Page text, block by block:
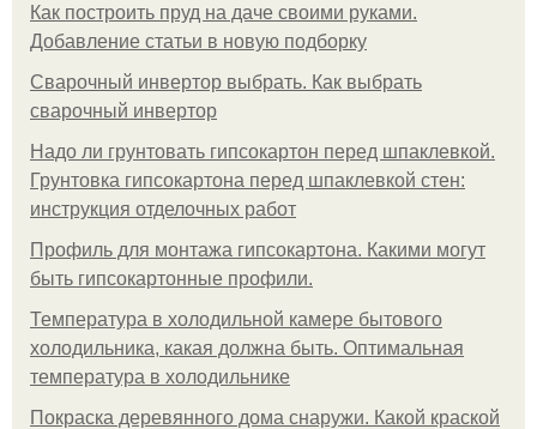
Как построить пруд на даче своими руками.
Добавление статьи в новую подборку
Сварочный инвертор выбрать. Как выбрать
сварочный инвертор
Надо ли грунтовать гипсокартон перед шпаклевкой.
Грунтовка гипсокартона перед шпаклевкой стен:
инструкция отделочных работ
Профиль для монтажа гипсокартона. Какими могут
быть гипсокартонные профили.
Температура в холодильной камере бытового
холодильника, какая должна быть. Оптимальная
температура в холодильнике
Покраска деревянного дома снаружи. Какой краской